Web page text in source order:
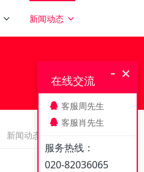
新闻动态
新闻动态
×
-
在线交流
客服周先生
客服肖先生
服务热线：
020-82036065